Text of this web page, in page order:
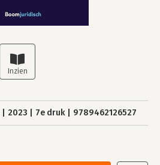
2023 7e druk 9789462126527